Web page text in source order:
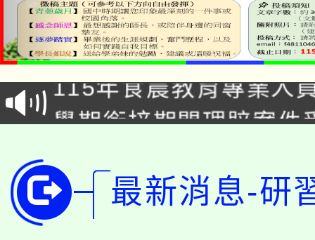
淨零綠生活教案入校路
會
115年食農教育專業人
程
學期銜接期間理賠案件
版
公告本校115學年度第
代理(課)教師甄選結果(
「2026金融保險知識
最新消息-研